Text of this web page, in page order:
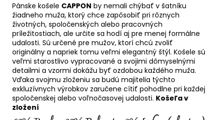
Pánske košele CAPPON by nemali chýbať v šatníku
žiadneho muža, ktorý chce zapôsobiť pri rôznych
životných, spoločenských alebo pracovných
príležitostiach, ale určite sa hodí aj pre menej formálne
udalosti. Sú určené pre mužov, ktorí chcú zvoliť
originálny a napriek tomu veľmi elegantný štýl. Košele sú
veľmi starostlivo vypracované a svojimi dômyselnými
detailmi a vzormi dokážu byť ozdobou každého muža.
Vďaka svojmu zloženiu sa budú majitelia týchto
exkluzívnych výrobkov zaručene cítiť pohodlne pri každej
spoločenskej alebo voľnočasovej udalosti. Košeľa v
zložení